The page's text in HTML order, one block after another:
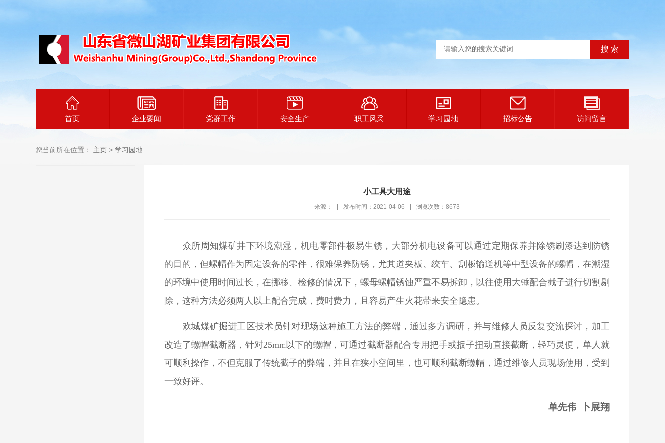
首页 企业要闻 党群工作 安全生产 职工风采 学习园地 招标公告 访问留言
您当前所在位置： 主页 > 学习园地
小工具大用途
来源： 发布时间：2021-04-06 浏览次数： 8673
众所周知煤矿井下环境潮湿，机电零部件极易生锈，大部分机电设备可以通过定期保养并除锈刷漆达到防锈
的目的，但螺帽作为固定设备的零件，很难保养防锈，尤其道夹板、绞车、刮板输送机等中型设备的螺帽，在潮湿
的环境中使用时间过长，在挪移、检修的情况下，螺母螺帽锈蚀严重不易拆卸，以往使用大锤配合截子进行切割剔
除，这种方法必须两人以上配合完成，费时费力，且容易产生火花带来安全隐患。
欢城煤矿掘进工区技术员针对现场这种施工方法的弊端，通过多方调研，并与维修人员反复交流探讨，加工
改造了螺帽截断器，针对25mm以下的螺帽，可通过截断器配合专用把手或扳子扭动直接截断，轻巧灵便，单人就
可顺利操作，不但克服了传统截子的弊端，并且在狭小空间里，也可顺利截断螺帽，通过维修人员现场使用，受到
一致好评。
单先伟 卜展翔